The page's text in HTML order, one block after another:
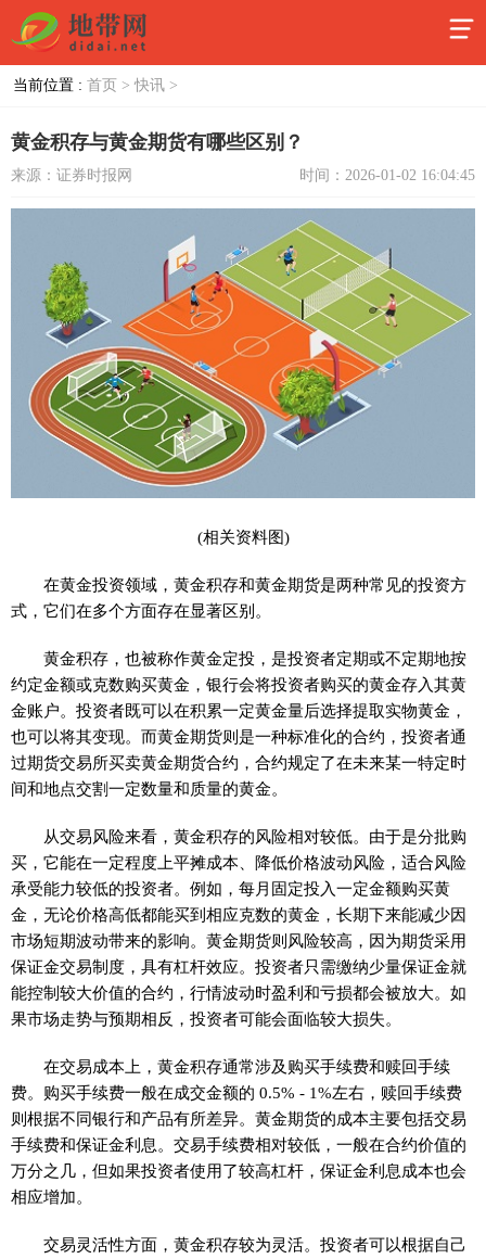
当前位置 : 首页 >快讯 >
黄金积存与黄金期货有哪些区别？
来源：证券时报网 时间：2026-01-02 16:04:45
(相关资料图)
在黄金投资领域，黄金积存和黄金期货是两种常见的投资方
式，它们在多个方面存在显著区别。
黄金积存，也被称作黄金定投，是投资者定期或不定期地按
约定金额或克数购买黄金，银行会将投资者购买的黄金存入其黄
金账户。投资者既可以在积累一定黄金量后选择提取实物黄金，
也可以将其变现。而黄金期货则是一种标准化的合约，投资者通
过期货交易所买卖黄金期货合约，合约规定了在未来某一特定时
间和地点交割一定数量和质量的黄金。
从交易风险来看，黄金积存的风险相对较低。由于是分批购
买，它能在一定程度上平摊成本、降低价格波动风险，适合风险
承受能力较低的投资者。例如，每月固定投入一定金额购买黄
金，无论价格高低都能买到相应克数的黄金，长期下来能减少因
市场短期波动带来的影响。黄金期货则风险较高，因为期货采用
保证金交易制度，具有杠杆效应。投资者只需缴纳少量保证金就
能控制较大价值的合约，行情波动时盈利和亏损都会被放大。如
果市场走势与预期相反，投资者可能会面临较大损失。
在交易成本上，黄金积存通常涉及购买手续费和赎回手续
费。购买手续费一般在成交金额的 0.5% - 1%左右，赎回手续费
则根据不同银行和产品有所差异。黄金期货的成本主要包括交易
手续费和保证金利息。交易手续费相对较低，一般在合约价值的
万分之几，但如果投资者使用了较高杠杆，保证金利息成本也会
相应增加。
交易灵活性方面，黄金积存较为灵活。投资者可以根据自己